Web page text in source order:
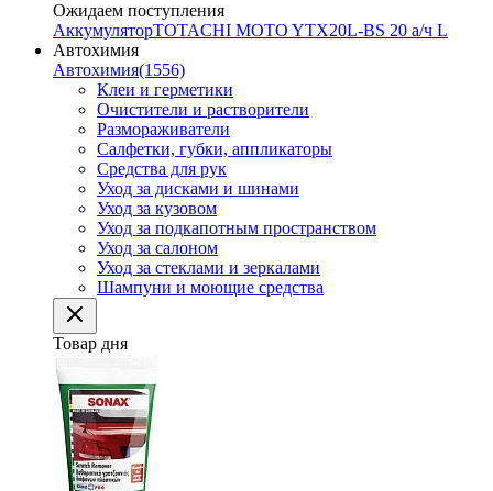
Ожидаем поступления
АккумуляторTOTACHI MOTO YTX20L-BS 20 а/ч L
Автохимия
Автохимия(1556)
Клеи и герметики
Очистители и растворители
Размораживатели
Салфетки, губки, аппликаторы
Средства для рук
Уход за дисками и шинами
Уход за кузовом
Уход за подкапотным пространством
Уход за салоном
Уход за стеклами и зеркалами
Шампуни и моющие средства
Товар дня